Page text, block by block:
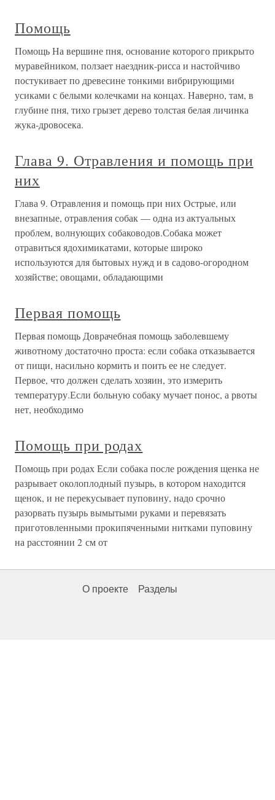
Помощь
Помощь На вершине пня, основание которого прикрыто
муравейником, ползает наездник-рисса и настойчиво
постукивает по древесине тонкими вибрирующими
усиками с белыми колечками на концах. Наверно, там, в
глубине пня, тихо грызет дерево толстая белая личинка
жука-дровосека.
Глава 9. Отравления и помощь при
них
Глава 9. Отравления и помощь при них Острые, или
внезапные, отравления собак — одна из актуальных
проблем, волнующих собаководов.Собака может
отравиться ядохимикатами, которые широко
используются для бытовых нужд и в садово-огородном
хозяйстве; овощами, обладающими
Первая помощь
Первая помощь Доврачебная помощь заболевшему
животному достаточно проста: если собака отказывается
от пищи, насильно кормить и поить ее не следует.
Первое, что должен сделать хозяин, это измерить
температуру.Если больную собаку мучает понос, а рвоты
нет, необходимо
Помощь при родах
Помощь при родах Если собака после рождения щенка не
разрывает околоплодный пузырь, в котором находится
щенок, и не перекусывает пуповину, надо срочно
разорвать пузырь вымытыми руками и перевязать
приготовленными прокипяченными нитками пуповину
на расстоянии 2 см от
О проекте Разделы